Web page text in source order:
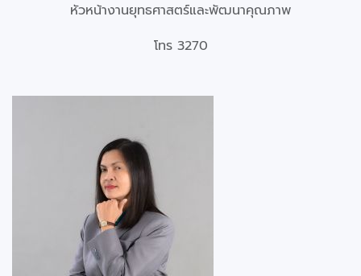
หัวหน้างานยุทธศาสตร์และพัฒนาคุณภาพ
โทร 3270